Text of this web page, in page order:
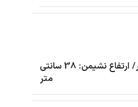
ارتفاع: 39 سانتی متر/ ارتفاع نشیمن: 38 سانتی
متر